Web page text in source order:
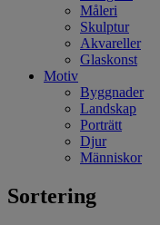
Måleri
Skulptur
Akvareller
Glaskonst
Motiv
Byggnader
Landskap
Porträtt
Djur
Människor
Sortering